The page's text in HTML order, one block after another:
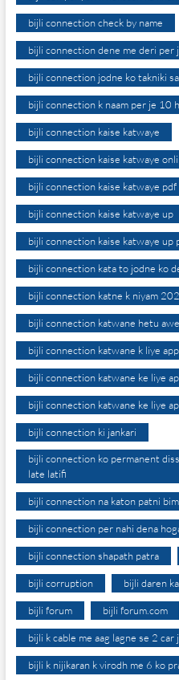
bijli connection check by name
bijli connection dene me deri per
bijli connection jodne ko takniki
bijli connection k naam per je 10
bijli connection kaise katwaye
bijli connection kaise katwaye
bijli connection kaise katwaye pdf
bijli connection kaise katwaye up
bijli connection kaise katwaye up
bijli connection kata to jodne ko
bijli connection katne k niyam
bijli connection katwane hetu
bijli connection katwane k liye
bijli connection katwane ke liye
bijli connection katwane ke liye
bijli connection ki jankari
bijli connection ko permanent
late latifi
bijli connection na katon patni
bijli connection per nahi dena
bijli connection shapath patra
bijli corruption bijli daren
bijli forum bijli forum.com
bijli k cable me aag lagne se 2 car
bijli k nijikaran k virodh me 6 ko